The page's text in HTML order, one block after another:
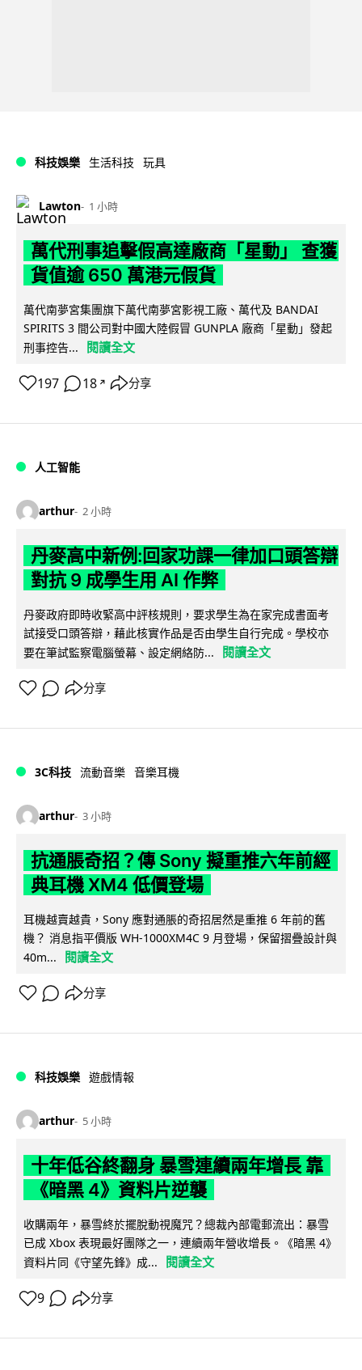
科技娛樂 生活科技 玩具
Lawton 1 小時
萬代刑事追擊假高達廠商「星動」 查獲
貨值逾 650 萬港元假貨
萬代南夢宮集團旗下萬代南夢宮影視工廠、萬代及 BANDAI
SPIRITS 3 間公司對中國大陸假冒 GUNPLA 廠商「星動」發起
刑事控告...
閱讀全文
197 18 ↗ 分享
人工智能
arthur 2 小時
丹麥高中新例:回家功課一律加口頭答辯
對抗 9 成學生用 AI 作弊
丹麥政府即時收緊高中評核規則，要求學生為在家完成書面考
試接受口頭答辯，藉此核實作品是否由學生自行完成。學校亦
要在筆試監察電腦螢幕、設定網絡防...
閱讀全文
分享
3C科技 流動音樂 音樂耳機
arthur 3 小時
抗通脹奇招？傳 Sony 擬重推六年前經
典耳機 XM4 低價登場
耳機越賣越貴，Sony 應對通脹的奇招居然是重推 6 年前的舊
機？ 消息指平價版 WH-1000XM4C 9 月登場，保留摺疊設計與
40m...
閱讀全文
分享
科技娛樂 遊戲情報
arthur 5 小時
十年低谷終翻身 暴雪連續兩年增長 靠
《暗黑 4》資料片逆襲
收購兩年，暴雪終於擺脫動視魔咒？總裁內部電郵流出：暴雪
已成 Xbox 表現最好團隊之一，連續兩年營收增長。《暗黑 4》
資料片同《守望先鋒》成...
閱讀全文
9 分享